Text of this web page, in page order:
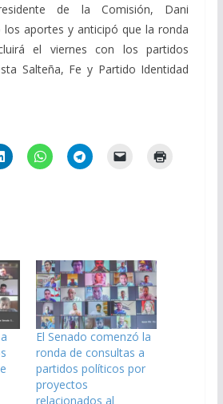
de la Comisión, Dani
los aportes y anticipó que la ronda
el viernes con los partidos
Salteña, Fe y Partido Identidad
El Senado comenzó la
ronda de consultas a
partidos políticos por
proyectos
relacionados al